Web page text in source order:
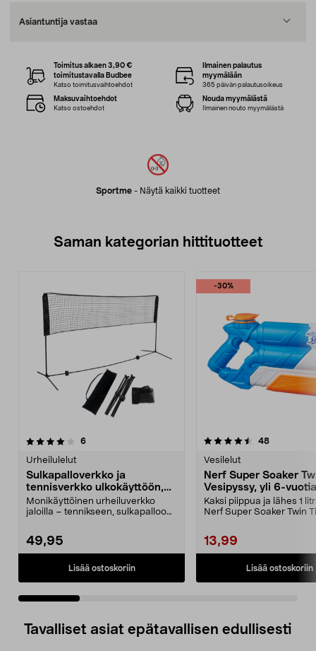
Asiantuntija vastaa
Sportme - Näytä kaikki tuotteet
Toimitus alkaen 3,90 €
toimitustavalla Budbee
Katso toimitusvaihtoehdot
Ilmainen palautus
myymälään
365 päivän palautusoikeus
Maksuvaihtoehdot
Katso ostoehdot
Nouda myymälästä
Ilmainen nouto myymälästä
Saman kategorian hittituotteet
6arvostelut
Urheilulelut
Sulkapalloverkko ja
tennisverkko ulkokäyttöön,
siirrettävä
Monikäyttöinen urheiluverkko
jaloilla – tennikseen, sulkapalloon,
49,95
Lisää ostoskoriin
-30%
4.5 viidestä
48arvostelut
Vesilelut
Nerf Super Soaker
Vesipyssy, yli 6-
Kaksi piippua ja lähes 1
Nerf Super Soaker Twin
13,99
Lisää ostoskoriin
4.0 viidestä
Tavalliset asiat epätavallisen edullisesti